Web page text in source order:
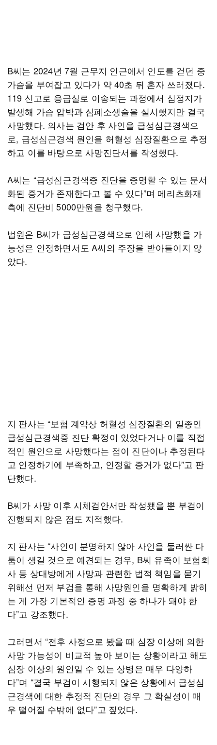
B씨는 2024년 7월 근무지 인근에서 인도를 걷던 중
가슴을 부여잡고 있다가 약 40초 뒤 혼자 쓰러졌다.
119 신고로 응급실로 이송되는 과정에서 심정지가
발생해 가슴 압박과 심폐소생술을 실시했지만 결국
사망했다. 의사는 검안 후 사인을 급성심근경색으
로, 급성심근경색 원인을 허혈성 심장질환으로 추정
하고 이를 바탕으로 사망진단서를 작성했다.
A씨는 “급성심근경색증 진단을 증명할 수 있는 문서
화된 증거가 존재한다고 볼 수 있다”며 메리츠화재
측에 진단비 5000만원을 청구했다.
법원은 B씨가 급성심근경색으로 인해 사망했을 가
능성은 인정하면서도 A씨의 주장을 받아들이지 않
았다.
지 판사는 “보험 계약상 허혈성 심장질환의 일종인
급성심근경색증 진단 확정이 있었다거나 이를 직접
적인 원인으로 사망했다는 점이 진단이나 추정된다
고 인정하기에 부족하고, 인정할 증거가 없다”고 판
단했다.
B씨가 사망 이후 시체검안서만 작성됐을 뿐 부검이
진행되지 않은 점도 지적했다.
지 판사는 “사인이 분명하지 않아 사인을 둘러싼 다
툼이 생길 것으로 예견되는 경우, B씨 유족이 보험회
사 등 상대방에게 사망과 관련한 법적 책임을 묻기
위해선 먼저 부검을 통해 사망원인을 명확하게 밝히
는 게 가장 기본적인 증명 과정 중 하나가 돼야 한
다”고 강조했다.
그러면서 “전후 사정으로 봤을 때 심장 이상에 의한
사망 가능성이 비교적 높아 보이는 상황이라고 해도
심장 이상의 원인일 수 있는 상병은 매우 다양하
다”며 “결국 부검이 시행되지 않은 상황에서 급성심
근경색에 대한 추정적 진단의 경우 그 확실성이 매
우 떨어질 수밖에 없다”고 짚었다.